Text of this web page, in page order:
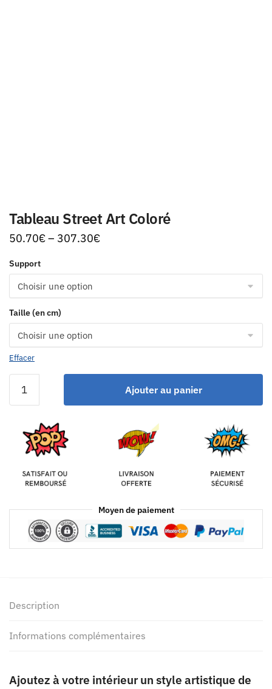
Tableau Street Art Coloré
50.70€– 307.30€
Support
Taille (en cm)
Effacer
Ajouter au panier
Moyen de paiement
Description
Informations complémentaires
Ajoutez à votre intérieur un style artistique de